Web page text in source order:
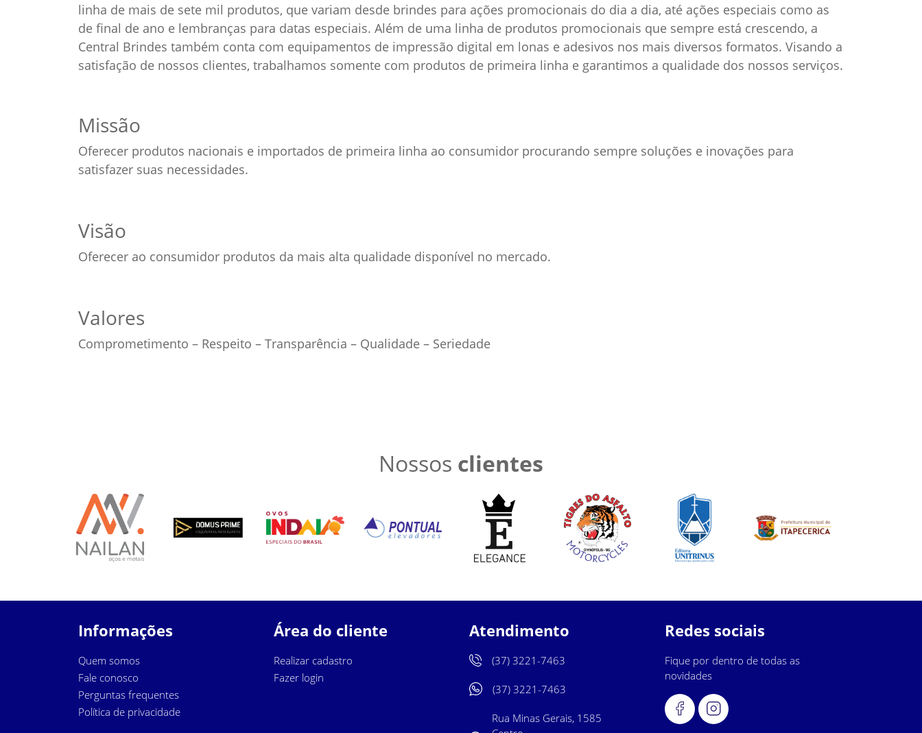
linha de mais de sete mil produtos, que variam desde brindes para ações promocionais do dia a dia, até ações especiais como as
de final de ano e lembranças para datas especiais. Além de uma linha de produtos promocionais que sempre está crescendo, a
Central Brindes também conta com equipamentos de impressão digital em lonas e adesivos nos mais diversos formatos. Visando a
satisfação de nossos clientes, trabalhamos somente com produtos de primeira linha e garantimos a qualidade dos nossos serviços.
Missão
Oferecer produtos nacionais e importados de primeira linha ao consumidor procurando sempre soluções e inovações para
satisfazer suas necessidades.
Visão
Oferecer ao consumidor produtos da mais alta qualidade disponível no mercado.
Valores
Comprometimento – Respeito – Transparência – Qualidade – Seriedade
Nossos clientes
Informações
Quem somos
Fale conosco
Perguntas frequentes
Política de privacidade
Área do cliente
Realizar cadastro
Fazer login
Atendimento
(37) 3221-7463
(37) 3221-7463
Rua Minas Gerais, 1585
Redes sociais
Fique por dentro de todas as
novidades